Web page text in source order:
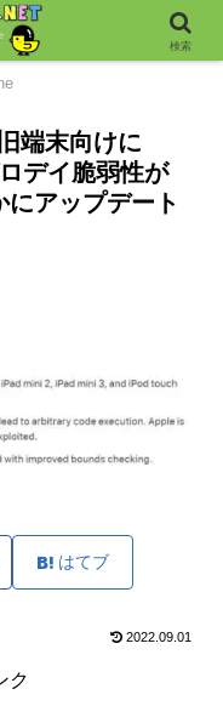
端末向けに
デイ脆弱性が
アップデート
はてブ
2022.09.01
ク
検索